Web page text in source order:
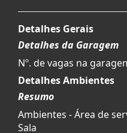
Detalhes Gerais
Detalhes da Garagem
Nº. de vagas na
Detalhes Ambientes
Resumo
Ambientes - Área de
Sala